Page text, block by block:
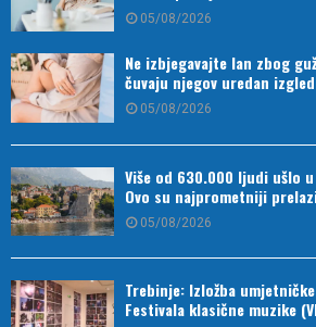
05/08/2026
Ne izbjegavajte lan zbog
čuvaju njegov uredan
05/08/2026
Više od 630.000 ljudi ušlo
Ovo su najprometniji
05/08/2026
Trebinje: Izložba
Festivala klasične muzike